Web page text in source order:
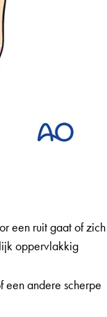
een ruit gaat of zich
oppervlakkig
een andere scherpe